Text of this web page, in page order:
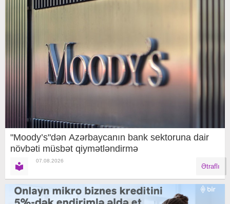
"Moody’s"dən Azərbaycanın bank sektoruna dair
növbəti müsbət qiymətləndirmə
07.08.2026
Ətraflı